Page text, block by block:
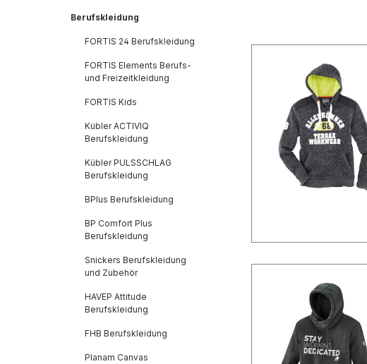
Berufskleidung
FORTIS 24 Berufskleidung
FORTIS Elements Berufs-
und Freizeitkleidung
FORTIS Kids
Kübler ACTIVIQ
Berufskleidung
Kübler PULSSCHLAG
Berufskleidung
BPlus Berufskleidung
BP Comfort Plus
Berufskleidung
Snickers Berufskleidung
und Zubehör
HAVEP Attitude
Berufskleidung
FHB Berufskleidung
Planam Canvas